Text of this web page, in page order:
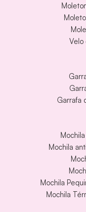
Velo
Garrafa
Mochila
Mochila
Mochila